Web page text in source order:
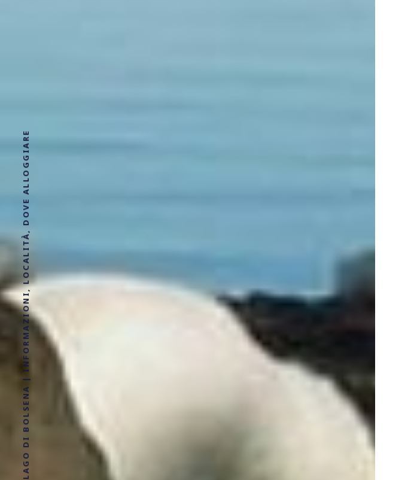
LAGO DI BOLSENA | INFORMAZIONI, LOCALITÀ, DOVE ALLOGGIARE